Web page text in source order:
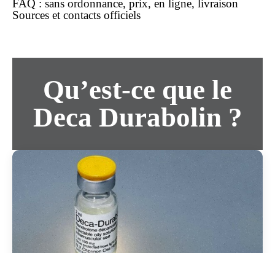
FAQ : sans ordonnance, prix, en ligne, livraison
Sources et contacts officiels
Qu’est-ce que le
Deca Durabolin ?